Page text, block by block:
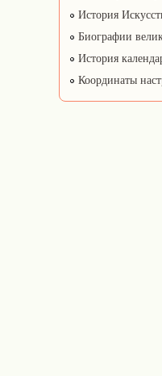
История
Биографии
История
Координаты